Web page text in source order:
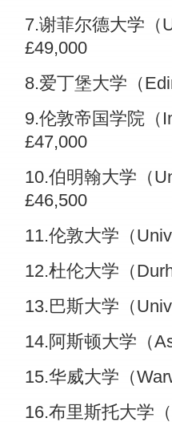
7.谢菲尔德大学（
£49,000
8.爱丁堡大学（
9.伦敦帝国学院（
£47,000
10.伯明翰大学（
£46,500
11.伦敦大学（
12.杜伦大学（
13.巴斯大学（
14.阿斯顿大学（
15.华威大学（
16.布里斯托大学